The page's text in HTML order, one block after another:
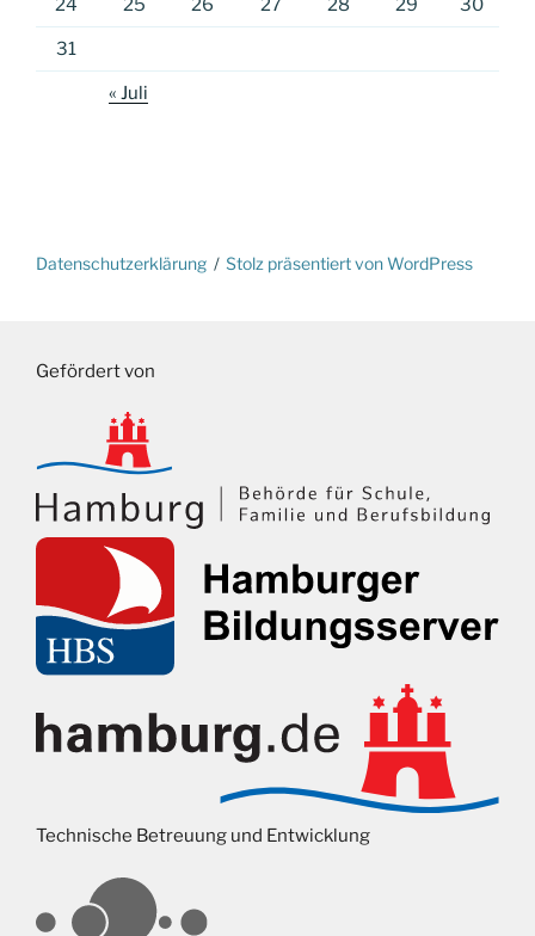
24 25 26 27 28 29 30
31
« Juli
Datenschutzerklärung Stolz präsentiert von WordPress
Gefördert von
Technische Betreuung und Entwicklung